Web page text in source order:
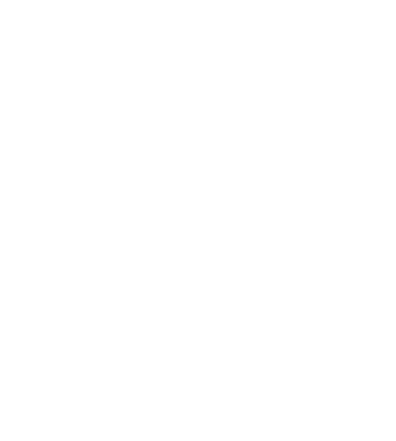
Высота дерева составляет около 2 метров.
- красно-фиолетовый.
Груши хорошо хранятся в свежем виде, также
которые проконсультируют и помогут купить
Посадочную яму готовят заранее, размеры должны быть
его с торфом и перегноем. Место посадки перекарыпают,
приствольный круг поливают, для удобства можно
сорной травы и сохранит влагу.
неприхотливость наряду с высокой урожайностью.
в период роста, формирования плодов и перед наступлением
калийные и фосфорные добавки.